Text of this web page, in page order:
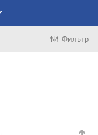
Фильтр